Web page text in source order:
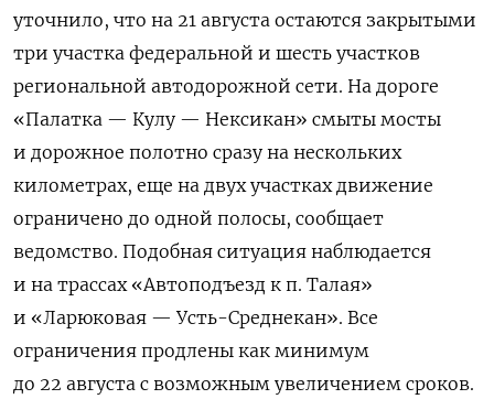
уточнило, что на 21 августа остаются закрытыми
три участка федеральной и шесть участков
региональной автодорожной сети. На дороге
«Палатка — Кулу — Нексикан» смыты мосты
и дорожное полотно сразу на нескольких
километрах, еще на двух участках движение
ограничено до одной полосы, сообщает
ведомство. Подобная ситуация наблюдается
и на трассах «Автоподъезд к п. Талая»
и «Ларюковая — Усть-Среднекан». Все
ограничения продлены как минимум
до 22 августа с возможным увеличением сроков.